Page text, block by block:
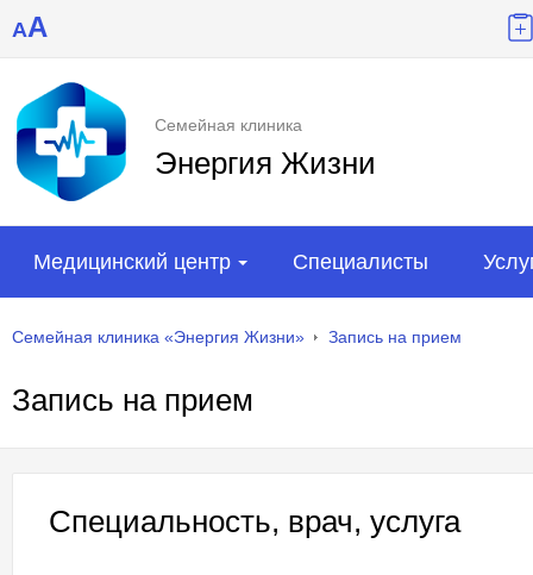
AA
Семейная клиника
Энергия Жизни
Медицинский центр Специалисты
Семейная клиника «Энергия Жизни» Запись на прием
Запись на прием
Специальность, врач, услуга